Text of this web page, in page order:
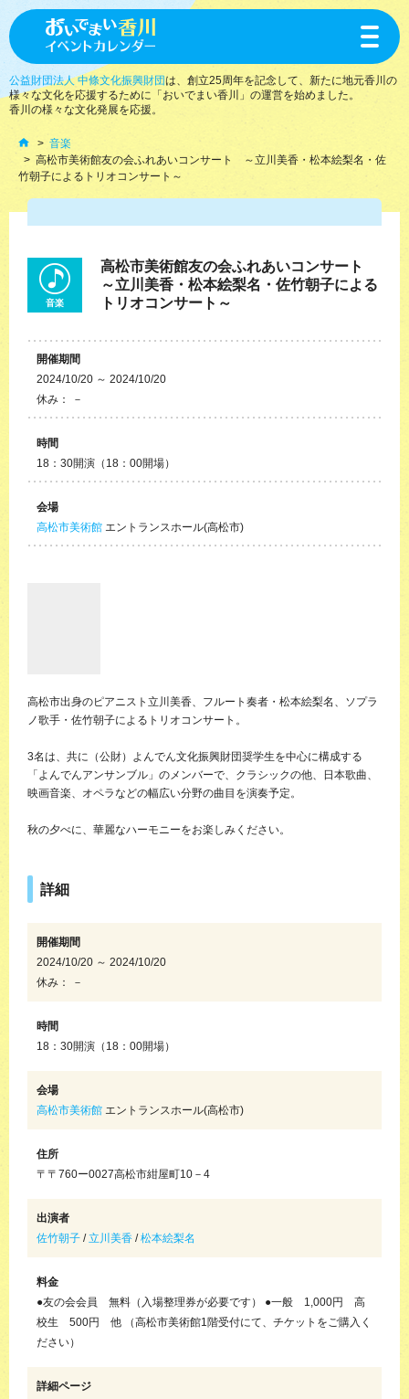
toggle
公益財団法人 中條文化振興財団は、創立25周年を記念して、新たに地元香川の
様々な文化を応援するために「おいでまい香川」の運営を始めました。
香川の様々な文化発展を応援。
音楽
高松市美術館友の会ふれあいコンサート ～立川美香・松本絵梨名・佐
竹朝子によるトリオコンサート～
音楽
高松市美術館友の会ふれあいコンサート
～立川美香・松本絵梨名・佐竹朝子による
トリオコンサート～
開催期間
2024/10/20 ～ 2024/10/20
休み： －
時間
18：30開演（18：00開場）
会場
高松市美術館 エントランスホール(高松市)
高松市出身のピアニスト立川美香、フルート奏者・松本絵梨名、ソプラ
ノ歌手・佐竹朝子によるトリオコンサート。
3名は、共に（公財）よんでん文化振興財団奨学生を中心に構成する
「よんでんアンサンブル」のメンバーで、クラシックの他、日本歌曲、
映画音楽、オペラなどの幅広い分野の曲目を演奏予定。
秋の夕べに、華麗なハーモニーをお楽しみください。
詳細
開催期間
2024/10/20 ～ 2024/10/20
休み： －
時間
18：30開演（18：00開場）
会場
高松市美術館 エントランスホール(高松市)
住所
〒〒760ー0027高松市紺屋町10－4
出演者
佐竹朝子 /立川美香 /松本絵梨名
料金
●友の会会員 無料（入場整理券が必要です） ●一般 1,000円 高
校生 500円 他 （高松市美術館1階受付にて、チケットをご購入く
ださい）
詳細ページ